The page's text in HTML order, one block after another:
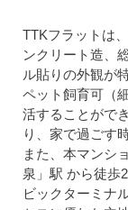
TTKフラットは
ンクリート造、
ル貼りの外観が
ペット飼育可（
活することがで
り、家で過ごす
また、本マンシ
泉」駅 から徒歩
ビックターミナ